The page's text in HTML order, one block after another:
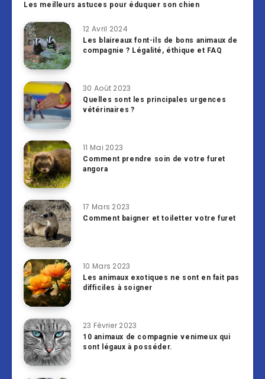
Les meilleurs astuces pour éduquer son chien
12 Avril 2024
Les blaireaux font-ils de bons animaux de
compagnie ? Légalité, éthique et FAQ
30 Août 2023
Quelles sont les principales urgences
vétérinaires ?
11 Mai 2023
Comment prendre soin de votre furet
angora
17 Mars 2023
Comment baigner et toiletter votre furet
10 Mars 2023
Les animaux exotiques ne sont en fait pas
difficiles à soigner
23 Février 2023
10 animaux de compagnie venimeux qui
sont légaux à posséder.